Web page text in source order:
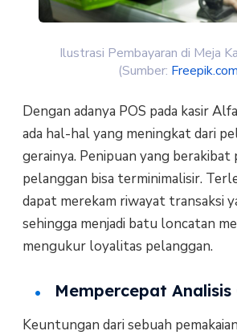
Ilustrasi Pembayaran di Meja
(Sumber: Freepik.com
Dengan adanya POS pada kasir
ada hal-hal yang meningkat dari
gerainya. Penipuan yang berakibat
pelanggan bisa terminimalisir.
dapat merekam riwayat transaksi
sehingga menjadi batu loncatan
mengukur loyalitas pelanggan.
Mempercepat Analisis
Keuntungan dari sebuah